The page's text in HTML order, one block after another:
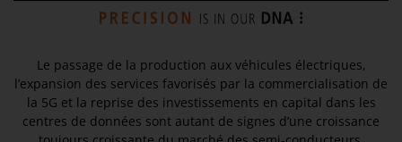
Le passage de la production aux véhicules électriques,
l’expansion des services favorisés par la commercialisation de
la 5G et la reprise des investissements en capital dans les
centres de données sont autant de signes d’une croissance